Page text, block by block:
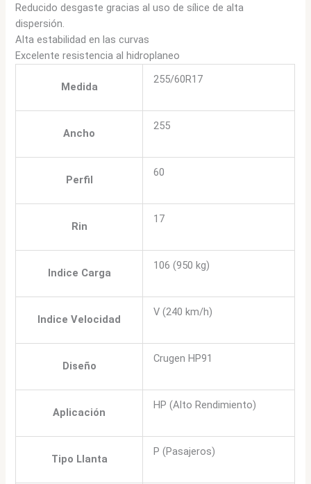
Reducido desgaste gracias al uso de sílice de alta
dispersión.
Alta estabilidad en las curvas
Excelente resistencia al hidroplaneo
Medida
255/60R17
Ancho
255
Perfil
60
Rin
17
Indice Carga
106 (950 kg)
Indice Velocidad
V (240 km/h)
Diseño
Crugen HP91
Aplicación
HP (Alto Rendimiento)
Tipo Llanta
P (Pasajeros)